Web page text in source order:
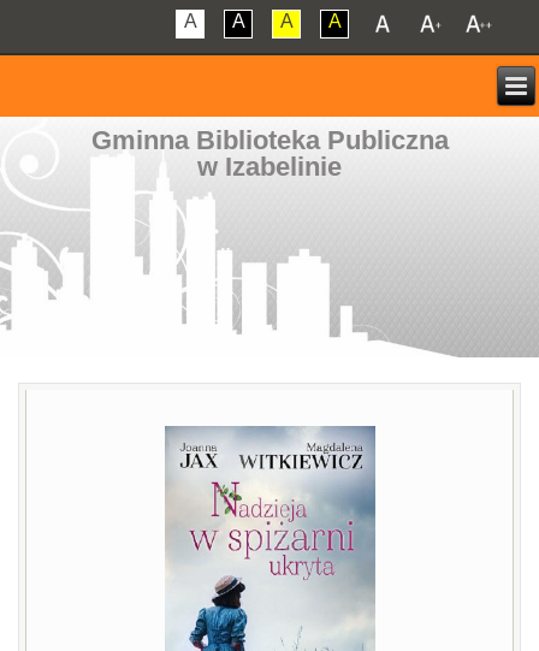
A A A A
Gminna Biblioteka Publiczna
w Izabelinie